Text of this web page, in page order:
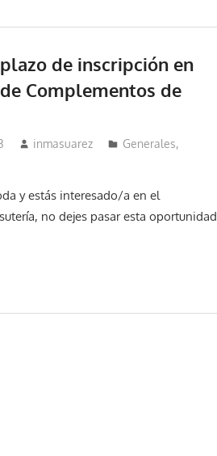
de inscripción en
Complementos de
inmasuarez Generales,
y estás interesado/a en el
no dejes pasar esta oportunidad